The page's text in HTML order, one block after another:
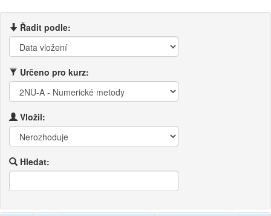
Řadit podle:
Určeno pro kurz:
Vložil:
Hledat: